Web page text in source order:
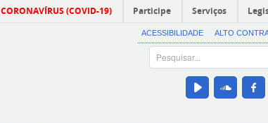
CORONAVÍRUS (COVID-19) Participe Serviços
ACESSIBILIDADE ALTO